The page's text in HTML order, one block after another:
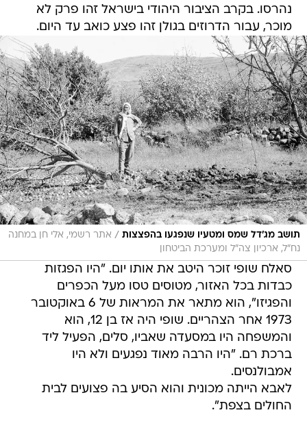
נהרסו. בקרב הציבור היהודי בישראל זהו פרק לא
מוכר, עבור הדרוזים בגולן זהו פצע כואב עד היום.
תושב מג'דל שמס ומטעיו שנפגעו בהפצצות / אתר רשמי, אלי חן במחנה
נח"ל, ארכיון צה"ל ומערכת הביטחון
סאלח שופי זוכר היטב את אותו יום. "היו הפגזות
כבדות בכל האזור, מטוסים טסו מעל הכפרים
והפגיזו", הוא מתאר את המראות של 6 באוקטובר
1973 אחר הצהריים. שופי היה אז בן 12, הוא
והמשפחה היו במסעדה שאביו, סלים, הפעיל ליד
ברכת רם. "היו הרבה מאוד נפגעים ולא היו
אמבולנסים.
לאבא הייתה מכונית והוא הסיע בה פצועים לבית
החולים בצפת".